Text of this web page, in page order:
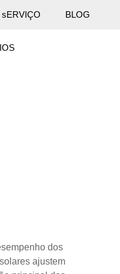
sERVIÇO BLOG
dos
ajustem